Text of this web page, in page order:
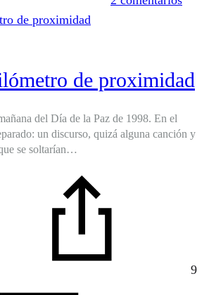
tres
de proximidad
del Día de la Paz de 1998. En el
un discurso, quizá alguna canción y
se soltarían…
9